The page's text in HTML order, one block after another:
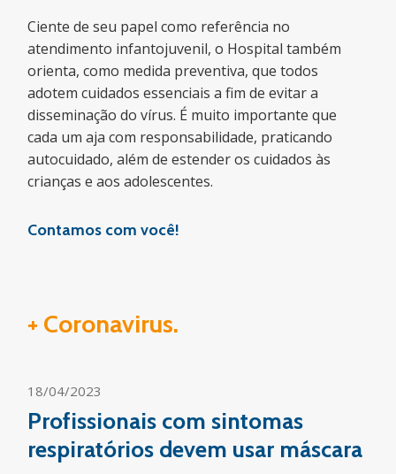
Ciente de seu papel como referência no
atendimento infantojuvenil, o Hospital também
orienta, como medida preventiva, que todos
adotem cuidados essenciais a fim de evitar a
disseminação do vírus. É muito importante que
cada um aja com responsabilidade, praticando
autocuidado, além de estender os cuidados às
crianças e aos adolescentes.
Contamos com você!
+ Coronavirus.
18/04/2023
Profissionais com sintomas
respiratórios devem usar máscara